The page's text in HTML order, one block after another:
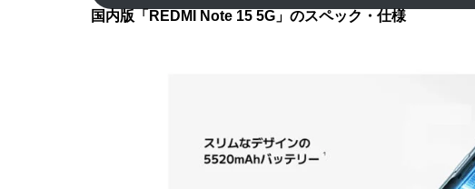
国内版「REDMI Note 15 5G」のスペック・仕様